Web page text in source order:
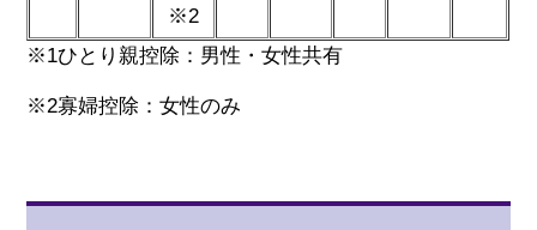
※2
※1ひとり親控除：男性・女性共有
※2寡婦控除：女性のみ